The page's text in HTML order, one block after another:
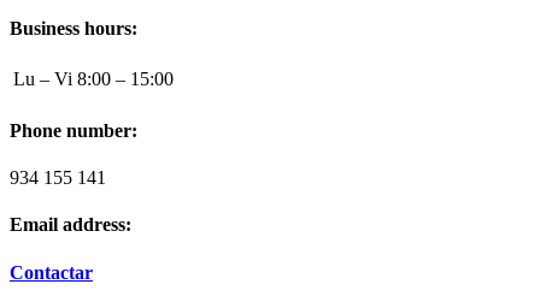
Business hours:
Lu – Vi 8:00 – 15:00
Phone number:
934 155 141
Email address:
Contactar